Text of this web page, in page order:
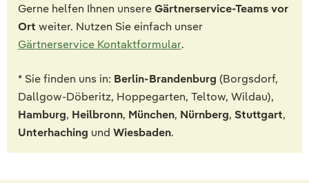
Gerne helfen Ihnen unsereGärtnerservice-Teams vor
Ort weiter. Nutzen Sie einfach unser
Gärtnerservice Kontaktformular.
* Sie finden uns in: Berlin-Brandenburg (Borgsdorf,
Dallgow-Döberitz, Hoppegarten, Teltow, Wildau),
Hamburg, Heilbronn, München, Nürnberg, Stuttgart,
Unterhaching und Wiesbaden.